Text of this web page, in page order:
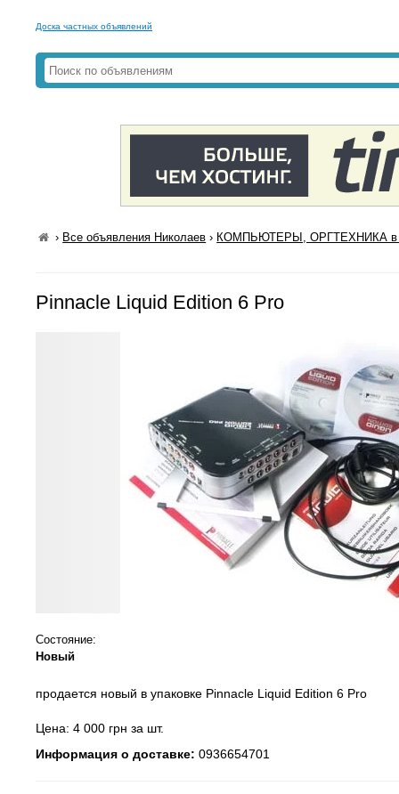
Доска частных объявлений
› Все объявления Николаев › КОМПЬЮТЕРЫ, ОРГТЕХНИКА в
Pinnacle Liquid Edition 6 Pro
Состояние:
Новый
продается новый в упаковке Pinnacle Liquid Edition 6 Pro
Цена: 4 000 грн за шт.
Информация о доставке: 0936654701